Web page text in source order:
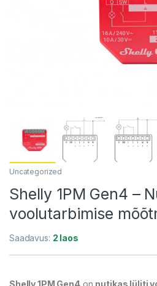
Uncategorized
Shelly 1PM Gen4 –
voolutarbimise
Saadavus: 2 laos